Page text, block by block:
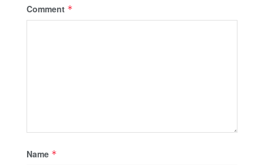
Comment *
Name *